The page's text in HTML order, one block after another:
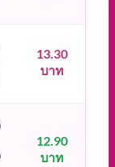
13.30
บาท
12.90
บาท